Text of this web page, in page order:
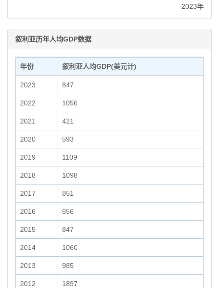
2023年
叙利亚历年人均GDP数据
年份 叙利亚人均GDP(美元计)
2023 847
2022 1056
2021 421
2020 593
2019 1109
2018 1098
2017 851
2016 656
2015 847
2014 1060
2013 985
2012 1897